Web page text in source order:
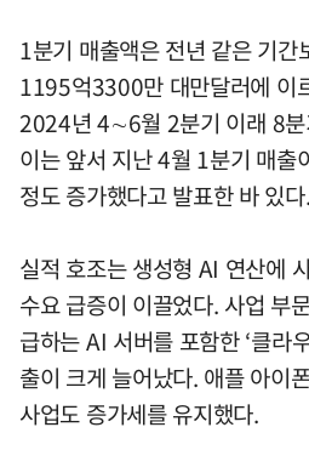
1분기 매출액은 전년 같은 기
1195억3300만 대만달러에 이
2024년 4∼6월 2분기 이래 8분
이는 앞서 지난 4월 1분기 매
정도 증가했다고 발표한 바 있다.
실적 호조는 생성형 AI 연산에
수요 급증이 이끌었다. 사업 부
급하는 AI 서버를 포함한 ‘클라
출이 크게 늘어났다. 애플 아이
사업도 증가세를 유지했다.